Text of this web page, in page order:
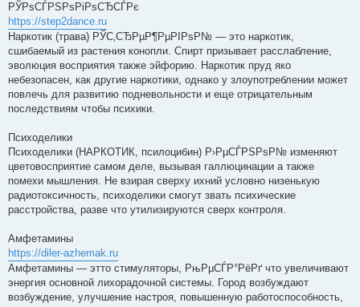
РЎРѕСЃРЅРѕРіРѕСЂСЃРє
https://step2dance.ru
Наркотик (трава) РЎС‚СЂРµР¶РµРІРѕР№ — это наркотик,
сшибаемый из растения конопли. Спирт призывает расслабление,
эволюция восприятия также эйфорию. Наркотик пруд яко
небезопасен, как другие наркотики, однако у злоупотреблении может
повлечь для развитию подневольности и еще отрицательным
последствиям чтобы психики.
Психоделики
Психоделики (НАРКОТИК, псилоцибин) Р›РµСЃРЅРѕР№ изменяют
цветовосприятие самом деле, вызывая галлюцинации а также
помехи мышления. Не взирая сверху ихний условно низенькую
радиотоксичность, психоделики смогут звать психические
расстройства, разве что утилизируются сверх контроля.
Амфетамины
https://diler-azhemak.ru
Амфетамины — этто стимуляторы, РњРµСЃР°РёРґ что увеличивают
энергия основной лихорадочной системы. Город возбуждают
возбуждение, улучшение настроя, повышенную работоспособность,